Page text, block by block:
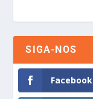
SIGA-NOS
Facebook